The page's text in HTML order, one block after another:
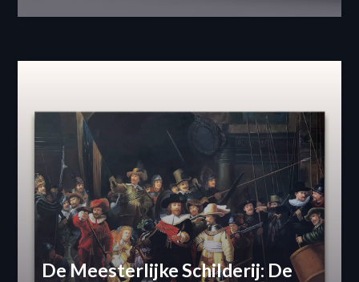
De Meesterlijke Schilderij: De